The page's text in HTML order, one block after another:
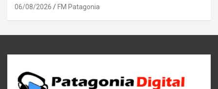
06/08/2026 FM Patagonia